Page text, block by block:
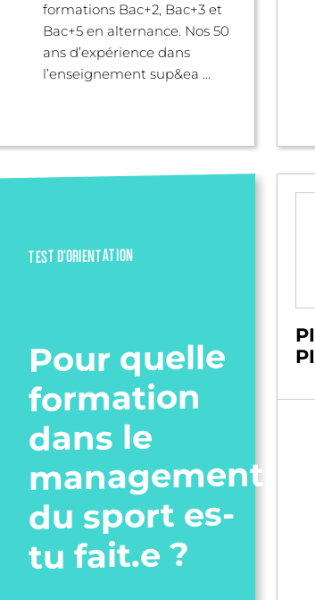
formations Bac+2, Bac+3 et
Bac+5 en alternance. Nos 50
ans d’expérience dans
l’enseignement sup&ea ...
TEST D’ORIENTATION
Pour quelle
formation
dans le
management
du sport es-
tu fait.e ?